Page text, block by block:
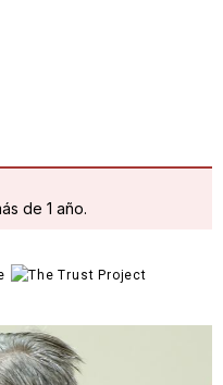
de 1 año.